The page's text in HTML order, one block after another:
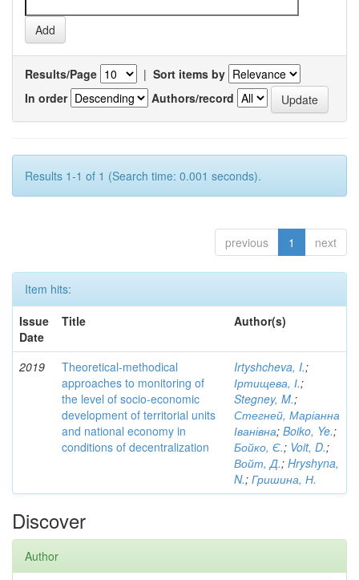
Results/Page | Sort items by
In order
Authors/record
Results 1-1 of 1 (Search time: 0.001 seconds).
previous 1 next
Item hits:
Issue
Date
Title Author(s)
2019
Theoretical-methodical
approaches to monitoring of
the level of socio-economic
development of territorial units
and national economy in
conditions of decentralization
Irtyshcheva, I.;
Іртищева, І.;
Stegney, M.;
Стегней, Маріанна
Іванівна; Boiko, Ye.;
Бойко, Є.; Voit, D.;
Войт, Д.; Hryshyna,
N.; Гришина, Н.
Discover
Author